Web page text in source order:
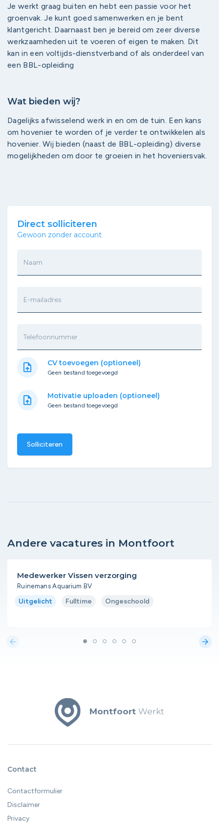
Je werkt graag buiten en hebt een passie voor het
groenvak. Je kunt goed samenwerken en je bent
klantgericht. Daarnaast ben je bereid om zeer diverse
werkzaamheden uit te voeren of eigen te maken. Dit
kan in een voltijds-dienstverband of als onderdeel van
een BBL-opleiding
Wat bieden wij?
Dagelijks afwisselend werk in en om de tuin. Een kans
om hovenier te worden of je verder te ontwikkelen als
hovenier. Wij bieden (naast de BBL-opleiding) diverse
mogelijkheden om door te groeien in het hoveniersvak.
Direct solliciteren
Gewoon zonder account
Naam
E-mailadres
Telefoonnummer
upload_file CV toevoegen (optioneel)
Geen bestand toegevoegd
upload_file Motivatie uploaden (optioneel)
Geen bestand toegevoegd
Solliciteren
Andere vacatures in Montfoort
Medewerker Vissen verzorging
Ruinemans Aquarium BV
Uitgelicht Fulltime Ongeschoold
arrow_back arrow_forward
Montfoort Werkt
Contact
Contactformulier
Disclaimer
Privacy